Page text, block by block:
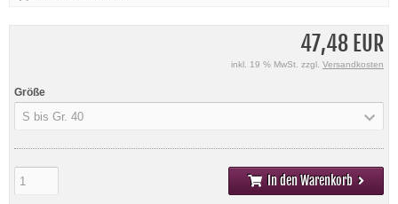
47,48 EUR
inkl. 19 % MwSt. zzgl. Versandkosten
Größe
S bis Gr. 40
In den Warenkorb